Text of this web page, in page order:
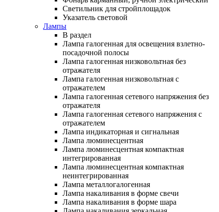
Светильник для стройплощадок
Указатель световой
Лампы
В раздел
Лампа галогенная для освещения взлетно-
посадочной полосы
Лампа галогенная низковольтная без
отражателя
Лампа галогенная низковольтная с
отражателем
Лампа галогенная сетевого напряжения без
отражателя
Лампа галогенная сетевого напряжения с
отражателем
Лампа индикаторная и сигнальная
Лампа люминесцентная
Лампа люминесцентная компактная
интегрированная
Лампа люминесцентная компактная
неинтегрированная
Лампа металлогалогенная
Лампа накаливания в форме свечи
Лампа накаливания в форме шара